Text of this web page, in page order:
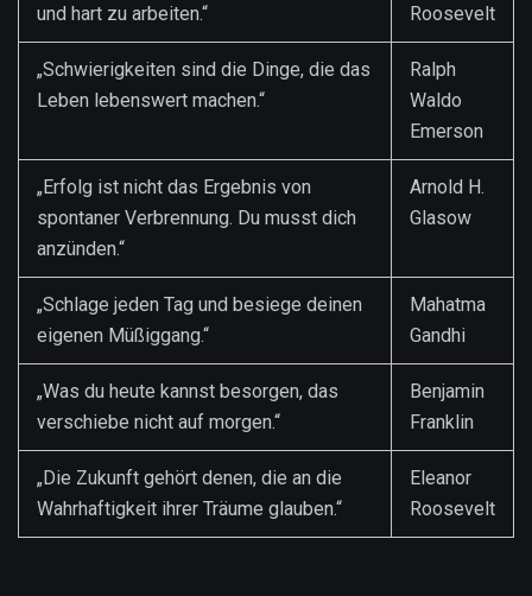
und hart zu arbeiten.“
Roosevelt
„Schwierigkeiten sind die Dinge, die das
Leben lebenswert machen.“
Ralph
Waldo
Emerson
„Erfolg ist nicht das Ergebnis von
spontaner Verbrennung. Du musst dich
anzünden.“
Arnold H.
Glasow
„Schlage jeden Tag und besiege deinen
eigenen Müßiggang.“
Mahatma
Gandhi
„Was du heute kannst besorgen, das
verschiebe nicht auf morgen.“
Benjamin
Franklin
„Die Zukunft gehört denen, die an die
Wahrhaftigkeit ihrer Träume glauben.“
Eleanor
Roosevelt